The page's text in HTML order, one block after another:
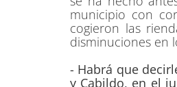
municipio con
cogieron las
disminuciones en
- Habrá que
y Cabildo, en el